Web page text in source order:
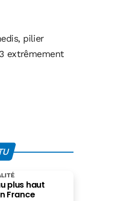
pilier
extrêmement
plus haut
France